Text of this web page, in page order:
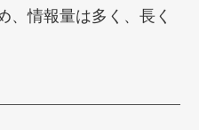
、情報量は多く、長く